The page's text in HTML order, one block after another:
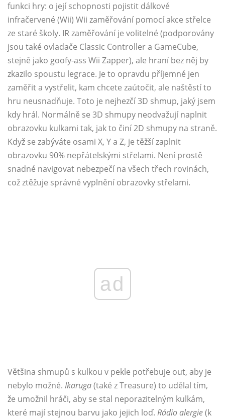
funkci hry: o její schopnosti pojistit dálkové
infračervené (Wii) Wii zaměřování pomocí akce střelce
ze staré školy. IR zaměřování je volitelné (podporovány
jsou také ovladače Classic Controller a GameCube,
stejně jako goofy-ass Wii Zapper), ale hraní bez něj by
zkazilo spoustu legrace. Je to opravdu příjemné jen
zaměřit a vystřelit, kam chcete zaútočit, ale naštěstí to
hru neusnadňuje. Toto je nejhezčí 3D shmup, jaký jsem
kdy hrál. Normálně se 3D shmupy neodvažují naplnit
obrazovku kulkami tak, jak to činí 2D shmupy na straně.
Když se zabýváte osami X, Y a Z, je těžší zaplnit
obrazovku 90% nepřátelskými střelami. Není prostě
snadné navigovat nebezpečí na všech třech rovinách,
což ztěžuje správné vyplnění obrazovky střelami.
ad
Většina shmupů s kulkou v pekle potřebuje out, aby je
nebylo možné. Ikaruga(také z Treasure) to udělal tím,
že umožnil hráči, aby se stal neporazitelným kulkám,
které mají stejnou barvu jako jejich loď. Rádio alergie(k